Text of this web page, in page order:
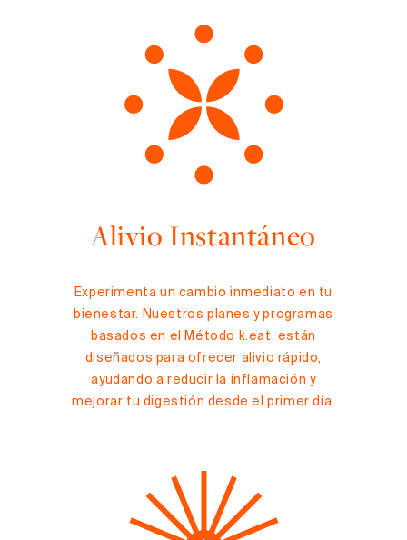
Alivio Instantáneo
Experimenta un cambio inmediato en tu
bienestar. Nuestros planes y programas
basados en el Método k.eat, están
diseñados para ofrecer alivio rápido,
ayudando a reducir la inflamación y
mejorar tu digestión desde el primer día.